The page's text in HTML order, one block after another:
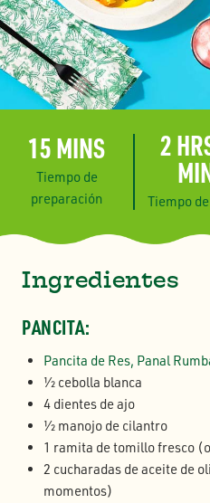
15 MINS
Tiempo de
preparación
2
Tiempo
Ingredientes
PANCITA:
Pancita de Res, Panal
1⁄2 cebolla blanca
4 dientes de ajo
1⁄2 manojo de cilantro
1 ramita de tomillo fresco
2 cucharadas de aceite de
momentos)